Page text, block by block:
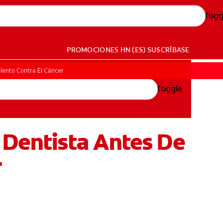
PROMOCIONES HN (ES) SUSCRÍBASE
Toggle
Contra El Cáncer
Antes De